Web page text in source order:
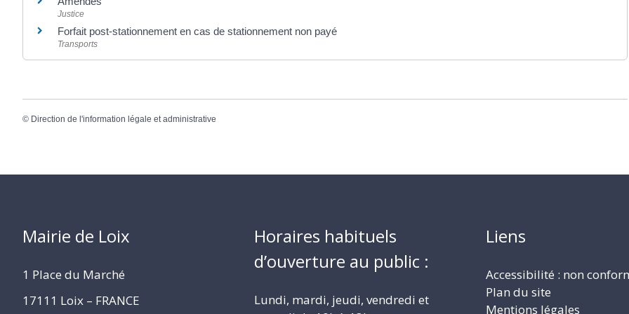
Justice
Forfait post-stationnement en cas de stationnement non payé
Transports
© Direction de l'information légale et administrative
Mairie de Loix
1 Place du Marché
17111 Loix – FRANCE
Horaires habituels
d’ouverture au public :
Lundi, mardi, jeudi, vendredi et
Liens
Accessibilité : non
Plan du site
Mentions légales